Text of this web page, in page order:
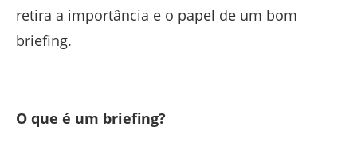
retira a importância e o papel de um bom
briefing.
O que é um briefing?